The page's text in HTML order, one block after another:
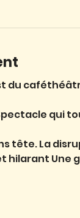
du
qui
tête. La
hilarant Une